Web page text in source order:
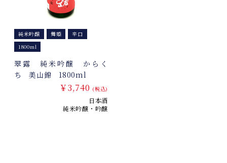
純米吟醸 舞姫
辛口
1800ml
翠露 純米吟醸 からく
ち 美山錦 1800ml
￥3,740 (税込)
日本酒
純米吟醸・吟醸